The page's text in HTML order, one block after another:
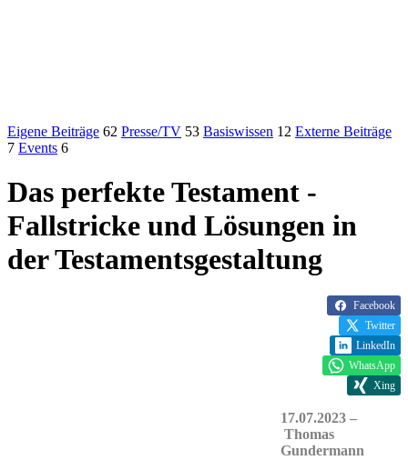
Eigene Beiträge 62 Presse/TV 53 Basiswissen 12 Externe Beiträge
7 Events 6
Das perfekte Testament -
Fallstricke und Lösungen in
der Testamentsgestaltung
Facebook
Twitter
LinkedIn
WhatsApp
Xing
17.07.2023 –
Thomas
Gundermann